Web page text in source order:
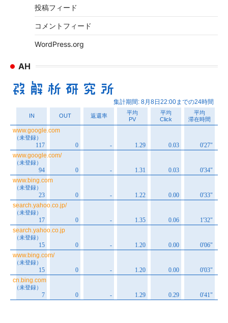
投稿フィード
コメントフィード
WordPress.org
AH